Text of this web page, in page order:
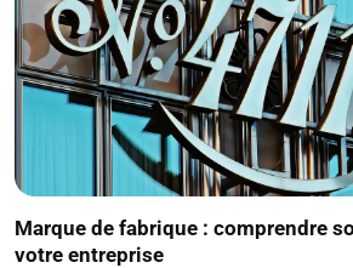
Marque de fabrique : comprendre
votre entreprise